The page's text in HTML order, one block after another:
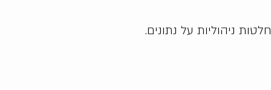
ניהוליות על נתונים.